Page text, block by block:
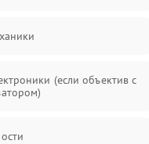
(если объектив с